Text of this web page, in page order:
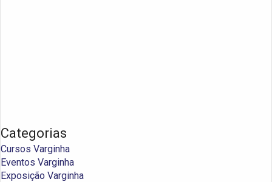
Categorias
Cursos Varginha
Eventos Varginha
Exposição Varginha